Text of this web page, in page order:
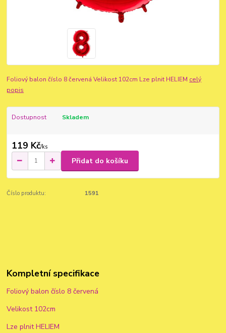
Foliový balon číslo 8 červená Velikost 102cm Lze plnit HELIEM celý
popis
Dostupnost Skladem
119 Kč/ks
Přidat do košíku
Číslo produktu: 1591
Kompletní specifikace
Foliový balon číslo 8 červená
Velikost 102cm
Lze plnit HELIEM